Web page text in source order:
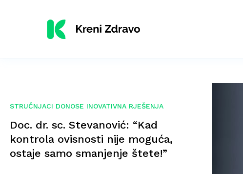
STRUČNJACI DONOSE INOVATIVNA RJEŠENJA
Doc. dr. sc. Stevanović: “Kad
kontrola ovisnosti nije moguća,
ostaje samo smanjenje štete!”